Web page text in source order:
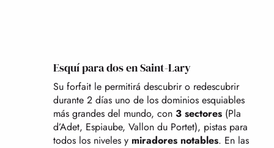
Esquí para dos en Saint-Lary
Su forfait le permitirá descubrir o redescubrir
durante 2 días uno de los dominios esquiables
más grandes del mundo, con 3 sectores (Pla
d’Adet, Espiaube, Vallon du Portet), pistas para
todos los niveles y miradores notables. En las